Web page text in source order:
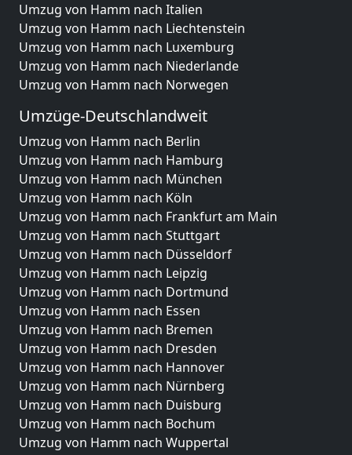
Umzug von Hamm nach Italien
Umzug von Hamm nach Liechtenstein
Umzug von Hamm nach Luxemburg
Umzug von Hamm nach Niederlande
Umzug von Hamm nach Norwegen
Umzüge-Deutschlandweit
Umzug von Hamm nach Berlin
Umzug von Hamm nach Hamburg
Umzug von Hamm nach München
Umzug von Hamm nach Köln
Umzug von Hamm nach Frankfurt am Main
Umzug von Hamm nach Stuttgart
Umzug von Hamm nach Düsseldorf
Umzug von Hamm nach Leipzig
Umzug von Hamm nach Dortmund
Umzug von Hamm nach Essen
Umzug von Hamm nach Bremen
Umzug von Hamm nach Dresden
Umzug von Hamm nach Hannover
Umzug von Hamm nach Nürnberg
Umzug von Hamm nach Duisburg
Umzug von Hamm nach Bochum
Umzug von Hamm nach Wuppertal